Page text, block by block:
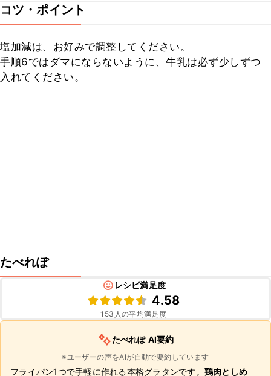
コツ・ポイント
塩加減は、お好みで調整してください。
手順6ではダマにならないように、牛乳は必ず少しずつ
入れてください。
たべれぽ
レシピ満足度
4.58
153 人の平均満足度
たべれぽ AI要約
※ユーザーの声をAIが自動で要約しています
フライパン1つで手軽に作れる本格グラタンです。 鶏肉としめ